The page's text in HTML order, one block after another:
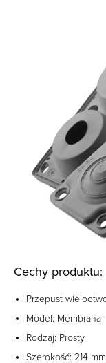
Cechy produktu:
Przepust
Model: Membrana
Rodzaj: Prosty
Szerokość: 214 mm